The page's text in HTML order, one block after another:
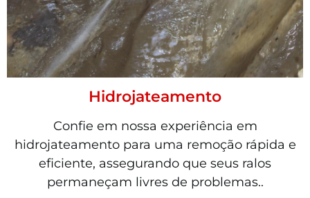
Hidrojateamento
Confie em nossa experiência em
hidrojateamento para uma remoção rápida e
eficiente, assegurando que seus ralos
permaneçam livres de problemas..